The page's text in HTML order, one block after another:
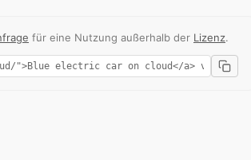
für eine Nutzung außerhalb der Lizenz.